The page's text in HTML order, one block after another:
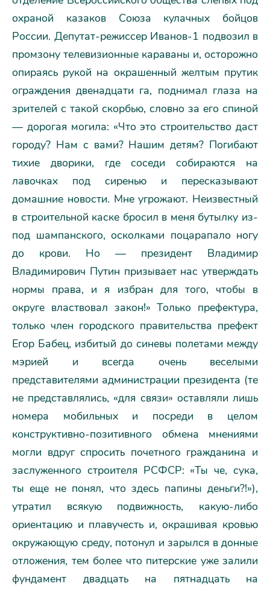
охраной казаков Союза кулачных бойцов
России. Депутат-режиссер Иванов-1 подвозил в
промзону телевизионные караваны и, осторожно
опираясь рукой на окрашенный желтым прутик
ограждения двенадцати га, поднимал глаза на
зрителей с такой скорбью, словно за его спиной
— дорогая могила: «Что это строительство даст
городу? Нам с вами? Нашим детям? Погибают
тихие дворики, где соседи собираются на
лавочках под сиренью и пересказывают
домашние новости. Мне угрожают. Неизвестный
в строительной каске бросил в меня бутылку из-
под шампанского, осколками поцарапало ногу
до крови. Но — президент Владимир
Владимирович Путин призывает нас утверждать
нормы права, и я избран для того, чтобы в
округе властвовал закон!» Только префектура,
только член городского правительства префект
Егор Бабец, избитый до синевы полетами между
мэрией и всегда очень веселыми
представителями администрации президента (те
не представлялись, «для связи» оставляли лишь
номера мобильных и посреди в целом
конструктивно-позитивного обмена мнениями
могли вдруг спросить почетного гражданина и
заслуженного строителя РСФСР: «Ты че, сука,
ты еще не понял, что здесь папины деньги?!»),
утратил всякую подвижность, какую-либо
ориентацию и плавучесть и, окрашивая кровью
окружающую среду, потонул и зарылся в донные
отложения, тем более что питерские уже залили
фундамент двадцать на пятнадцать на